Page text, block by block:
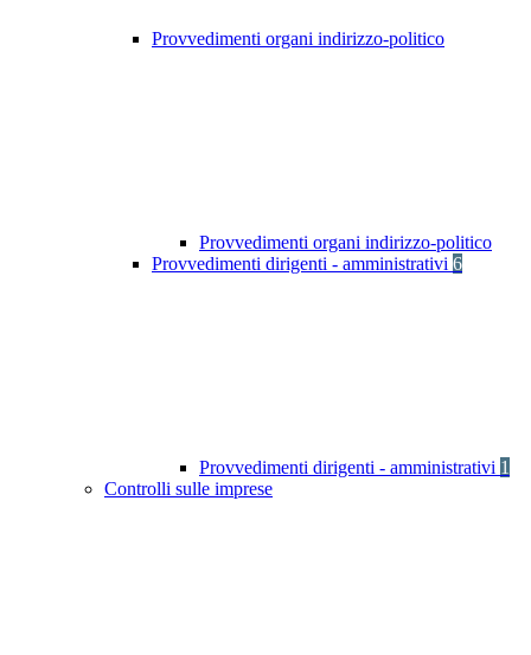
Provvedimenti organi indirizzo-politico
Provvedimenti organi indirizzo-politico
Provvedimenti dirigenti - amministrativi 6
Provvedimenti dirigenti - amministrativi 1
Controlli sulle imprese